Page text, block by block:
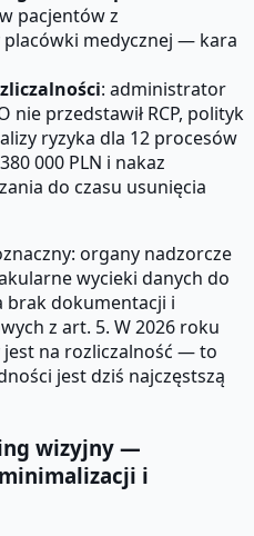
pacjentów z
medycznej — kara
: administrator
nie przedstawił RCP, polityk
ryzyka dla 12 procesów
000 PLN i nakaz
do czasu usunięcia
organy nadzorcze
wycieki danych do
brak dokumentacji i
z art. 5. W 2026 roku
jest na rozliczalność — to
jest dziś najczęstszą
wizyjny —
i